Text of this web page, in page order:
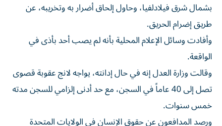
بشمال شرق فيلادلفيا، وحاول إلحاق أضرار به وتخريبه، عن
طريق إضرام الحريق.
وأفادت ​وسائل الإعلام ‌المحلية بأنه لم يصب أحد بأذى ‌في
الواقعة.
وقالت وزارة العدل إنه في حال إدانته، يواجه لانج عقوبة قصوى
تصل إلى 40 عاماً في السجن، ‌مع حد أدنى ‌إلزامي للسجن مدته
⁠خمس سنوات.
ورصد المدافعون عن حقوق الإنسان في الولايات المتحدة